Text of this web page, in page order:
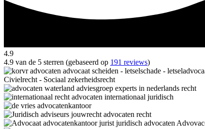
4.9
4.9 van de 5 sterren (gebaseerd op 191 reviews)